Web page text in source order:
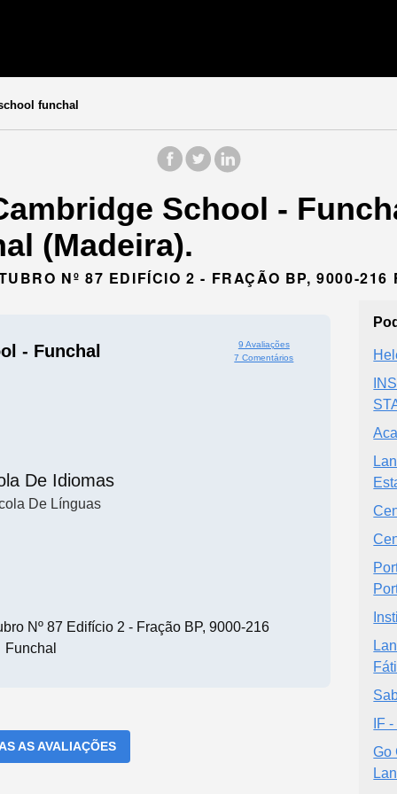
funchal
School -
(Madeira).
Nº 87 EDIFÍCIO 2 - FRAÇÃO BP, 9000-216
- Funchal
9 Avaliações
7 Comentários
De Idiomas
De Línguas
Nº 87 Edifício 2 - Fração BP, 9000-216
Funchal
AS AVALIAÇÕES
IF
Go